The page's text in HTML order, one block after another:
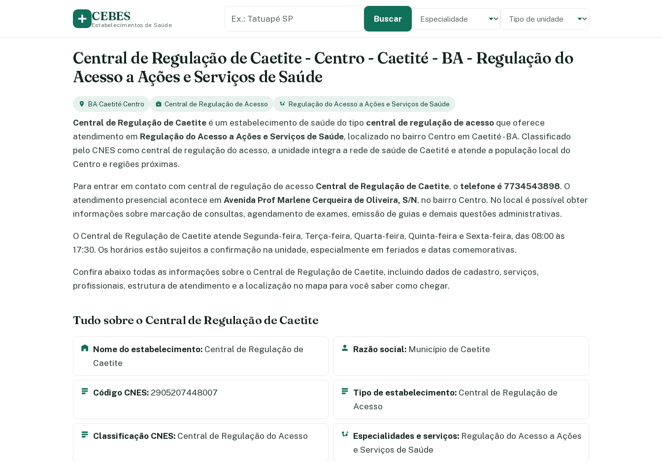
CEBES
Estabelecimentos de Saúde
Buscar Especialidade
Tipo de unidade
Central de Regulação de Caetite - Centro - Caetité - BA - Regulação do
Acesso a Ações e Serviços de Saúde
BA·Caetité·Centro Central de Regulação de Acesso Regulação do Acesso a Ações e Serviços de Saúde
Central de Regulação de Caetite é um estabelecimento de saúde do tipo central de regulação de acesso que oferece
atendimento em Regulação do Acesso a Ações e Serviços de Saúde, localizado no bairro Centro em Caetité - BA. Classificado
pelo CNES como central de regulação do acesso, a unidade integra a rede de saúde de Caetité e atende a população local do
Centro e regiões próximas.
Para entrar em contato com central de regulação de acesso Central de Regulação de Caetite, o telefone é 7734543898. O
atendimento presencial acontece em Avenida Prof Marlene Cerqueira de Oliveira, S/N, no bairro Centro. No local é possível obter
informações sobre marcação de consultas, agendamento de exames, emissão de guias e demais questões administrativas.
O Central de Regulação de Caetite atende Segunda-feira, Terça-feira, Quarta-feira, Quinta-feira e Sexta-feira, das 08:00 às
17:30. Os horários estão sujeitos a confirmação na unidade, especialmente em feriados e datas comemorativas.
Confira abaixo todas as informações sobre o Central de Regulação de Caetite, incluindo dados de cadastro, serviços,
profissionais, estrutura de atendimento e a localização no mapa para você saber como chegar.
Tudo sobre o Central de Regulação de Caetite
Nome do estabelecimento: Central de Regulação de
Caetite
Razão social: Município de Caetite
Código CNES: 2905207448007 Tipo de estabelecimento: Central de Regulação de
Acesso
Classificação CNES: Central de Regulação do Acesso Especialidades e serviços: Regulação do Acesso a Ações
e Serviços de Saúde